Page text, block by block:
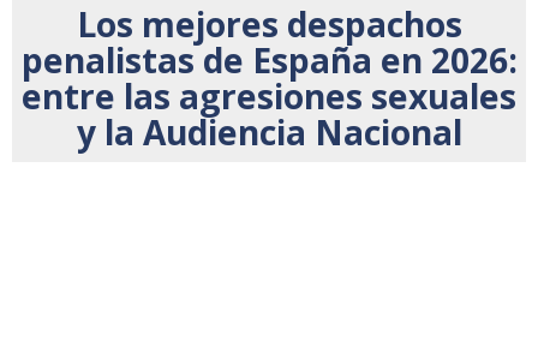
Los mejores despachos
penalistas de España en 2026:
entre las agresiones sexuales
y la Audiencia Nacional